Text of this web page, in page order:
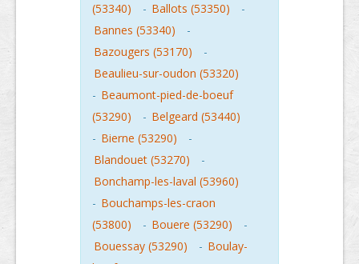
(53340)
- Ballots (53350)
-
Bannes (53340)
-
Bazougers (53170)
-
Beaulieu-sur-oudon (53320)
- Beaumont-pied-de-boeuf
(53290)
- Belgeard (53440)
- Bierne (53290)
-
Blandouet (53270)
-
Bonchamp-les-laval (53960)
- Bouchamps-les-craon
(53800)
- Bouere (53290)
-
Bouessay (53290)
- Boulay-